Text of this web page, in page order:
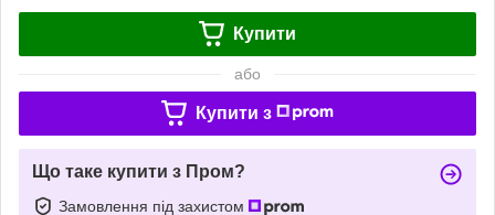
Купити
або
Купити з
Що таке купити з Пром?
Замовлення під захистом